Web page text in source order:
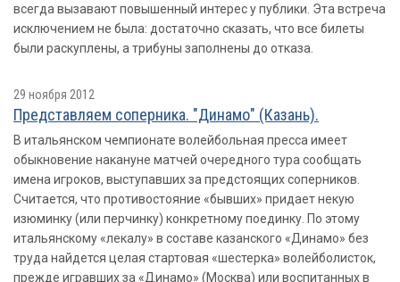
всегда вызавают повышенный интерес у публики. Эта встреча
исключением не была: достаточно сказать, что все билеты
были раскуплены, а трибуны заполнены до отказа.
29 ноября 2012
Представляем соперника. "Динамо" (Казань).
В итальянском чемпионате волейбольная пресса имеет
обыкновение накануне матчей очередного тура сообщать
имена игроков, выступавших за предстоящих соперников.
Считается, что противостояние «бывших» придает некую
изюминку (или перчинку) конкретному поединку. По этому
итальянскому «лекалу» в составе казанского «Динамо» без
труда найдется целая стартовая «шестерка» волейболисток,
прежде игравших за «Динамо» (Москва) или воспитанных в